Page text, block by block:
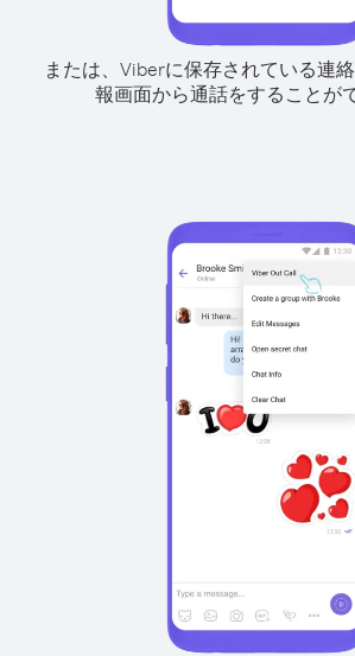
または、Viberに保存されている連
報画面から通話をすることが